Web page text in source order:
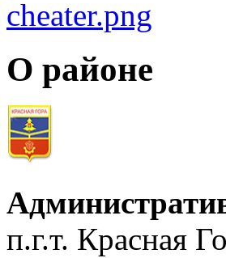
О районе
п.г.т. Красная